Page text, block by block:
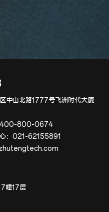
中山北路1777号飞洲时代大厦
400-800-0674
：021-62155891
幢17层